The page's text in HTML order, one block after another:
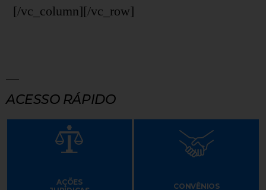
[/vc_column][/vc_row]
ACESSO RÁPIDO
AÇÕES
CONVÊNIOS